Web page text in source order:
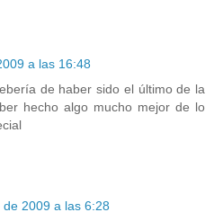
a las 16:48
de haber sido el último de la
hecho algo mucho mejor de lo
2009 a las 6:28